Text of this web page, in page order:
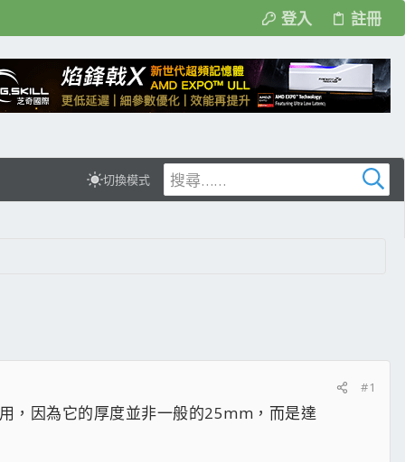
登入 註冊
切換模式
#1
，因為它的厚度並非一般的25mm，而是達